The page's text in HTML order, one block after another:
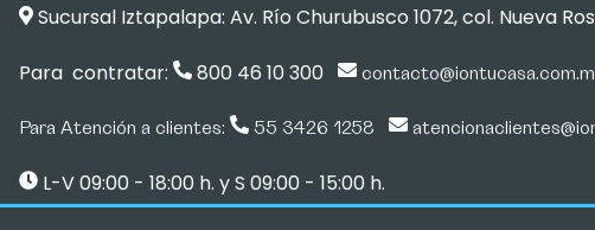
Sucursal Iztapalapa: Av. Río Churubusco 1072, col. Nueva
Para contratar: 800 46 10 300
Para Atención a clientes: 55 3426 1258
L-V 09:00 - 18:00 h. y S 09:00 - 15:00 h.